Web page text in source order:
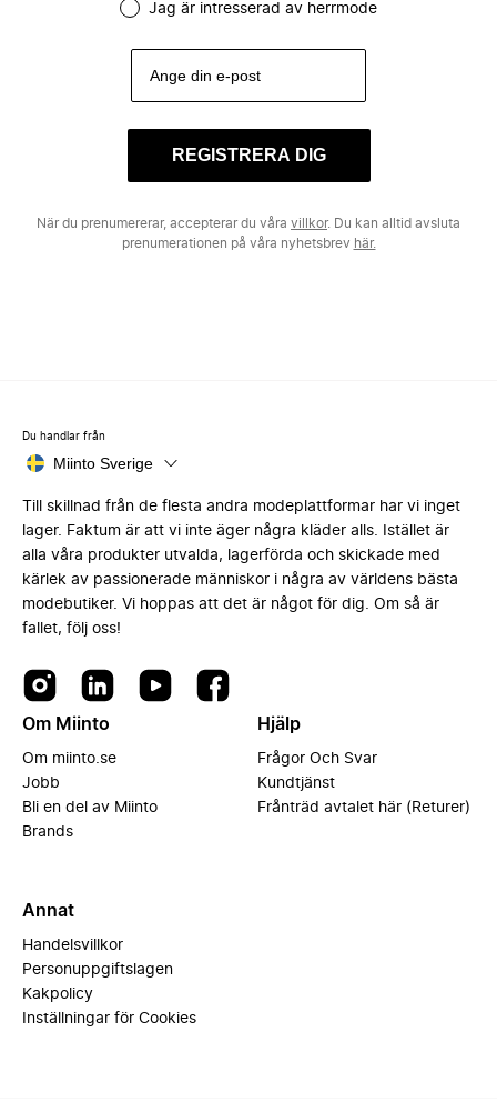
Jag är intresserad av herrmode
REGISTRERA DIG
När du prenumererar, accepterar du våra villkor. Du kan alltid avsluta
prenumerationen på våra nyhetsbrev här.
Du handlar från
Miinto Sverige
Till skillnad från de flesta andra modeplattformar har vi inget
lager. Faktum är att vi inte äger några kläder alls. Istället är
alla våra produkter utvalda, lagerförda och skickade med
kärlek av passionerade människor i några av världens bästa
modebutiker. Vi hoppas att det är något för dig. Om så är
fallet, följ oss!
Om Miinto
Om miinto.se
Jobb
Bli en del av Miinto
Brands
Hjälp
Frågor Och Svar
Kundtjänst
Frånträd avtalet här (Returer)
Annat
Handelsvillkor
Personuppgiftslagen
Kakpolicy
Inställningar för Cookies